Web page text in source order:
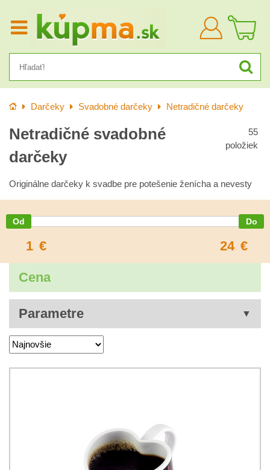
Prihlásiť
sa
Úvod Darčeky Svadobné darčeky Netradičné darčeky
Netradičné svadobné
darčeky
55
položiek
Originálne darčeky k svadbe pre potešenie ženícha a nevesty
1 € 24 €
Cena
Parametre